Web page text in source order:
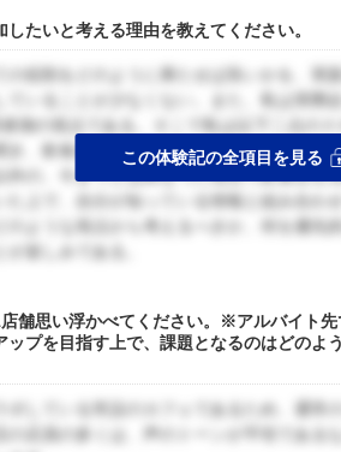
たいと考える理由を教えてください。
の役割をどのように果たせば良いかを、実
ていることが少なくない。また、私は実際
側の視点である。そこで私は以下二点のス
き、飲食店経営者の理念や課題を知りたい
外の、今までとは異なった視点で飲食店を
た上で、自分が知っている情報と組み合わ
のような視点から考えるべきか、何を優先
楽しみである。
この体験記の全項目を見る
舗思い浮かべてください。※アルバイト
ップを目指す上で、課題となるのはどのよ
ボしている常設のカフェであるため、通常
の店員の多くは、声のトーンが平坦である